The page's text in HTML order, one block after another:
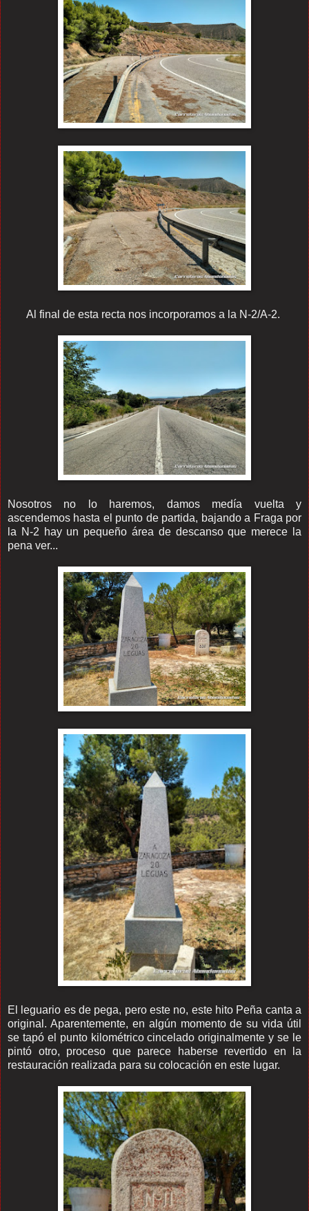
Al final de esta recta nos incorporamos a la N-2/A-2.
Nosotros no lo haremos, damos medía vuelta y
ascendemos hasta el punto de partida, bajando a Fraga por
la N-2 hay un pequeño área de descanso que merece la
pena ver...
El leguario es de pega, pero este no, este hito Peña canta a
original. Aparentemente, en algún momento de su vida útil
se tapó el punto kilométrico cincelado originalmente y se le
pintó otro, proceso que parece haberse revertido en la
restauración realizada para su colocación en este lugar.